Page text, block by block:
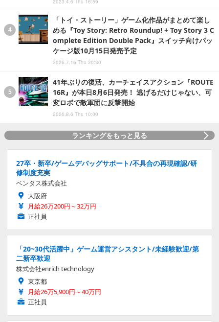
2023.4.6 Thu 16:59
「トイ・ストーリー」ゲーム化作品がまとめて楽し
める『Toy Story: Retro Roundup! + Toy Story 3 C
omplete Edition Double Pack』スイッチ向けパッ
ケージ版10月15日発売予定
2026.7.16 Thu 20:30
41年ぶりの復活、カーチェイスアクション『ROUTE
16R』が本日8月6日発売！ 逃げるだけじゃない、可
変ロボで敵軍団に反撃開始
2026.8.6 Thu 10:00
ランキングをもっと見る
27卒・新卒/ゲームデバッグサポート/不具合の再現確認/研
修制度充実
ベンタス株式会社
大阪府
月給26万200円～32万円
正社員
「20~30代活躍中」ゲーム運営アシスタント/未経験歓迎/第
二新卒歓迎
株式会社enrich technology
東京都
月給26万5,900円～40万円
正社員